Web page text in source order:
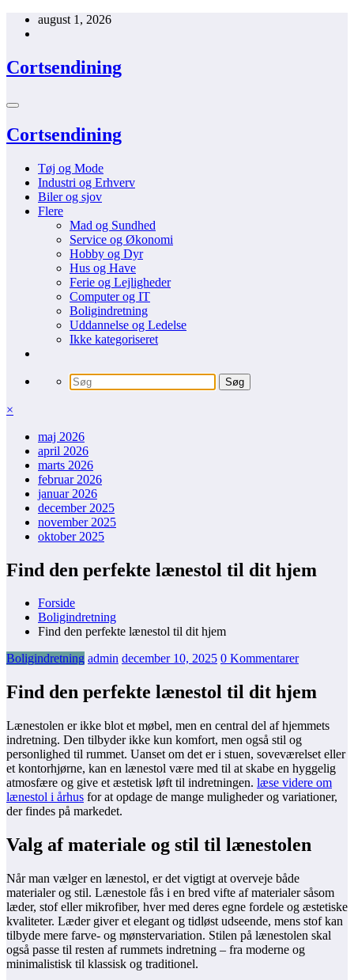
Videreaugust 1, 2026
Cortsendining
Cortsendining
Tøj og Mode
Industri og Erhverv
Biler og sjov
Flere
Mad og Sundhed
Service og Økonomi
Hobby og Dyr
Hus og Have
Ferie og Lejligheder
Computer og IT
Boligindretning
Uddannelse og Ledelse
Ikke kategoriseret
×
maj 2026
april 2026
marts 2026
februar 2026
januar 2026
december 2025
november 2025
oktober 2025
Find den perfekte lænestol til dit hjem
Forside
Boligindretning
Find den perfekte lænestol til dit hjem
Boligindretning admin december 10, 2025 0 Kommentarer
Find den perfekte lænestol til dit hjem
Lænestolen er ikke blot et møbel, men en central del af hjemmets
indretning. Den tilbyder ikke kun komfort, men også stil og
personlighed til rummet. Uanset om det er i stuen, soveværelset eller
et kontorhjørne, kan en lænestol være med til at skabe en hyggelig
atmosfære og give et æstetisk løft til indretningen. læse videre om
lænestol i århus for at opdage de mange muligheder og variationer,
der findes på markedet.
Valg af materiale og stil til lænestolen
Når man vælger en lænestol, er det vigtigt at overveje både
materialer og stil. Lænestole fås i en bred vifte af materialer såsom
læder, stof eller mikrofiber, hver med deres egne fordele og æstetiske
kvaliteter. Læder giver et elegant og tidløst udseende, mens stof kan
tilbyde mere farve- og mønstervariation. Stilen på lænestolen skal
også passe til resten af rummets indretning – fra moderne og
minimalistisk til klassisk og traditionel.